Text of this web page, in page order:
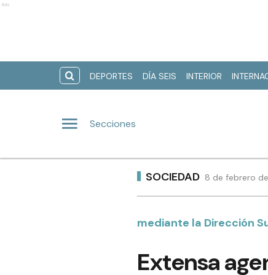
Ads
DEPORTES DÍA SEIS INTERIOR
Secciones
SOCIEDAD 8 de febrero
mediante la Dirección
Extensa